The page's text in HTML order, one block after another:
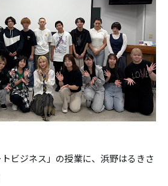
ビジネス」の授業に、浜野はるきさ